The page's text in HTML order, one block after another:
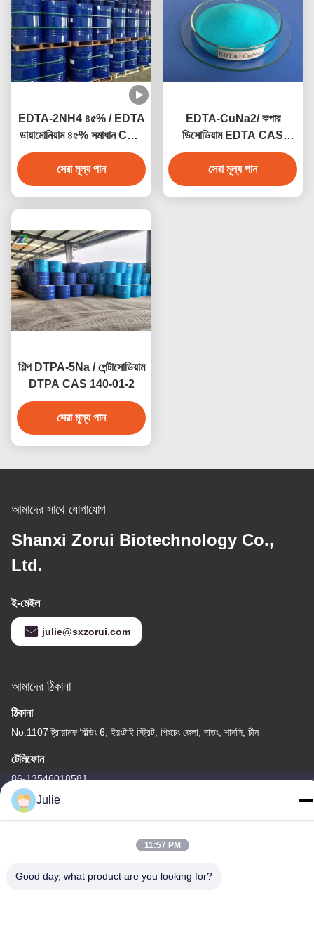
EDTA-2NH4 ৪৫% / EDTA
ডায়ামোনিয়াম ৪৫% সমাধান CAS
২০৮২৪-৫৬-০
সেরা মূল্য পান
EDTA-CuNa2/ কপার
ডিসোডিয়াম EDTA CAS
14025-15-1
সেরা মূল্য পান
শিল্প DTPA-5Na / পেন্টাসোডিয়াম
DTPA CAS 140-01-2
সেরা মূল্য পান
আমাদের সাথে যোগাযোগ
Shanxi Zorui Biotechnology Co.,
Ltd.
ই-মেইল
julie@sxzorui.com
আমাদের ঠিকানা
ঠিকানা
No.1107 ট্রায়ামফ বিল্ডিং 6, ইয়ংটাই স্ট্রিট, পিংচেং জেলা, দাতং, শানসি, চীন
টেলিফোন
86-13546018581
চীন ভালো গুণমান খাদ্য এবং ফিড সংযোজন সরবরাহকারী। কপিরাইট © -2026 Shanxi
Julie
11:57 PM
Good day, what product are you looking for?